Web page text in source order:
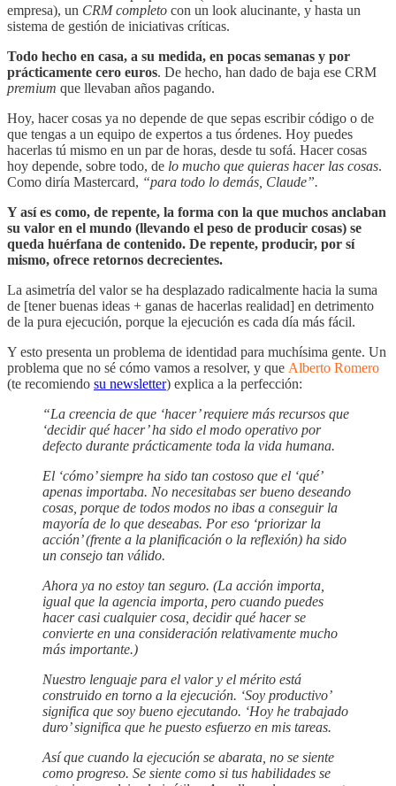
empresa), un CRM completo con un look alucinante, y hasta un
sistema de gestión de iniciativas críticas.
Todo hecho en casa, a su medida, en pocas semanas y por
prácticamente cero euros. De hecho, han dado de baja ese CRM
premium que llevaban años pagando.
Hoy, hacer cosas ya no depende de que sepas escribir código o de
que tengas a un equipo de expertos a tus órdenes. Hoy puedes
hacerlas tú mismo en un par de horas, desde tu sofá. Hacer cosas
hoy depende, sobre todo, de lo mucho que quieras hacer las cosas.
Como diría Mastercard, “para todo lo demás, Claude”.
Y así es como, de repente, la forma con la que muchos anclaban
su valor en el mundo (llevando el peso de producir cosas) se
queda huérfana de contenido. De repente, producir, por sí
mismo, ofrece retornos decrecientes.
La asimetría del valor se ha desplazado radicalmente hacia la suma
de [tener buenas ideas + ganas de hacerlas realidad] en detrimento
de la pura ejecución, porque la ejecución es cada día más fácil.
Y esto presenta un problema de identidad para muchísima gente. Un
problema que no sé cómo vamos a resolver, y que Alberto Romero
(te recomiendo su newsletter) explica a la perfección:
“La creencia de que ‘hacer’ requiere más recursos que
‘decidir qué hacer’ ha sido el modo operativo por
defecto durante prácticamente toda la vida humana.
El ‘cómo’ siempre ha sido tan costoso que el ‘qué’
apenas importaba. No necesitabas ser bueno deseando
cosas, porque de todos modos no ibas a conseguir la
mayoría de lo que deseabas. Por eso ‘priorizar la
acción’ (frente a la planificación o la reflexión) ha sido
un consejo tan válido.
Ahora ya no estoy tan seguro. (La acción importa,
igual que la agencia importa, pero cuando puedes
hacer casi cualquier cosa, decidir qué hacer se
convierte en una consideración relativamente mucho
más importante.)
Nuestro lenguaje para el valor y el mérito está
construido en torno a la ejecución. ‘Soy productivo’
significa que soy bueno ejecutando. ‘Hoy he trabajado
duro’ significa que he puesto esfuerzo en mis tareas.
Así que cuando la ejecución se abarata, no se siente
como progreso. Se siente como si tus habilidades se